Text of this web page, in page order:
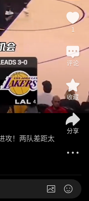
攻！两队差距太
1
评论
收藏
分享